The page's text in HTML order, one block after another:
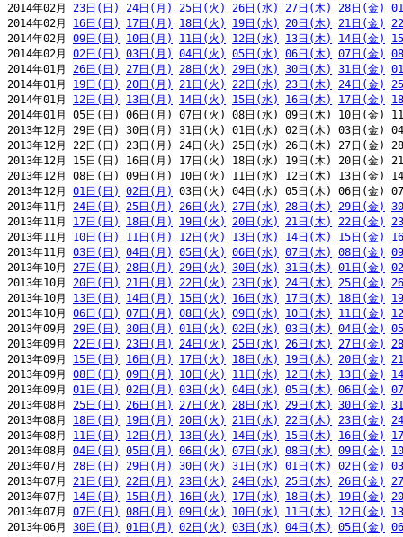
2014年02月 23日(日) 24日(月) 25日(火) 26日(水) 27日(木) 28日(金)
2014年02月 16日(日) 17日(月) 18日(火) 19日(水) 20日(木) 21日(金)
2014年02月 09日(日) 10日(月) 11日(火) 12日(水) 13日(木) 14日(金)
2014年02月 02日(日) 03日(月) 04日(火) 05日(水) 06日(木) 07日(金)
2014年01月 26日(日) 27日(月) 28日(火) 29日(水) 30日(木) 31日(金)
2014年01月 19日(日) 20日(月) 21日(火) 22日(水) 23日(木) 24日(金)
2014年01月 12日(日) 13日(月) 14日(火) 15日(水) 16日(木) 17日(金)
2014年01月 05日(日) 06日(月) 07日(火) 08日(水) 09日(木) 10日(金)
2013年12月 29日(日) 30日(月) 31日(火) 01日(水) 02日(木) 03日(金)
2013年12月 22日(日) 23日(月) 24日(火) 25日(水) 26日(木) 27日(金)
2013年12月 15日(日) 16日(月) 17日(火) 18日(水) 19日(木) 20日(金)
2013年12月 08日(日) 09日(月) 10日(火) 11日(水) 12日(木) 13日(金)
2013年12月 01日(日) 02日(月)
03日(火) 04日(水) 05日(木) 06日(金)
2013年11月 24日(日) 25日(月) 26日(火) 27日(水) 28日(木) 29日(金)
2013年11月 17日(日) 18日(月) 19日(火) 20日(水) 21日(木) 22日(金)
2013年11月 10日(日) 11日(月) 12日(火) 13日(水) 14日(木) 15日(金)
2013年11月 03日(日) 04日(月) 05日(火) 06日(水) 07日(木) 08日(金)
2013年10月 27日(日) 28日(月) 29日(火) 30日(水) 31日(木) 01日(金)
2013年10月 20日(日) 21日(月) 22日(火) 23日(水) 24日(木) 25日(金)
2013年10月 13日(日) 14日(月) 15日(火) 16日(水) 17日(木) 18日(金)
2013年10月 06日(日) 07日(月) 08日(火) 09日(水) 10日(木) 11日(金)
2013年09月 29日(日) 30日(月) 01日(火) 02日(水) 03日(木) 04日(金)
2013年09月 22日(日) 23日(月) 24日(火) 25日(水) 26日(木) 27日(金)
2013年09月 15日(日) 16日(月) 17日(火) 18日(水) 19日(木) 20日(金)
2013年09月 08日(日) 09日(月) 10日(火) 11日(水) 12日(木) 13日(金)
2013年09月 01日(日) 02日(月) 03日(火) 04日(水) 05日(木) 06日(金)
2013年08月 25日(日) 26日(月) 27日(火) 28日(水) 29日(木) 30日(金)
2013年08月 18日(日) 19日(月) 20日(火) 21日(水) 22日(木) 23日(金)
2013年08月 11日(日) 12日(月) 13日(火) 14日(水) 15日(木) 16日(金)
2013年08月 04日(日) 05日(月) 06日(火) 07日(水) 08日(木) 09日(金)
2013年07月 28日(日) 29日(月) 30日(火) 31日(水) 01日(木) 02日(金)
2013年07月 21日(日) 22日(月) 23日(火) 24日(水) 25日(木) 26日(金)
2013年07月 14日(日) 15日(月) 16日(火) 17日(水) 18日(木) 19日(金)
2013年07月 07日(日) 08日(月) 09日(火) 10日(水) 11日(木) 12日(金)
2013年06月 30日(日) 01日(月) 02日(火) 03日(水) 04日(木) 05日(金)